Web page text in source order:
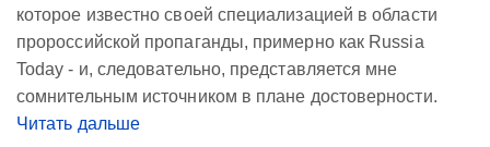
которое известно своей специализацией в области
пророссийской пропаганды, примерно как Russia
Today - и, следовательно, представляется мне
сомнительным источником в плане достоверности.
Читать дальше